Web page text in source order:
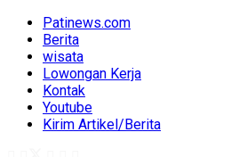
Patinews.com
Berita
wisata
Lowongan Kerja
Kontak
Youtube
Kirim Artikel/Berita